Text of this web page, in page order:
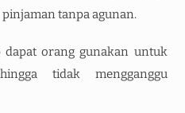
tanpa agunan.
dapat orang gunakan untuk
tidak mengganggu